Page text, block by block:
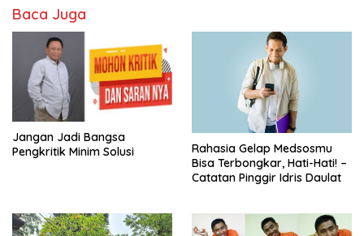
Baca Juga
Jangan Jadi Bangsa
Pengkritik Minim Solusi
Rahasia Gelap Medsosmu
Bisa Terbongkar, Hati-Hati! –
Catatan Pinggir Idris Daulat